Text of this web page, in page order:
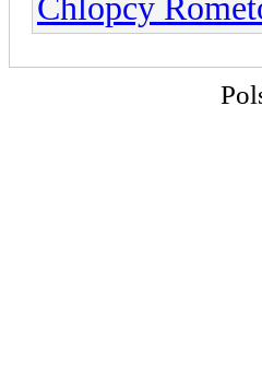
Chlopcy